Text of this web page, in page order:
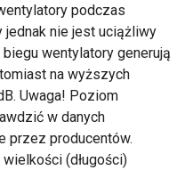
podczas
jednak nie jest uciążliwy
wentylatory generują
na wyższych
Uwaga! Poziom
w danych
przez producentów.
(długości)